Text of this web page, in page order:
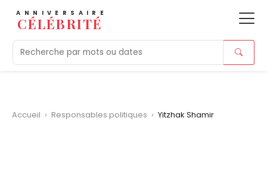
ANNIVERSAIRE
CÉLÉBRITÉ
Aujourd'hui Tendances Morts
Accueil › Responsables politiques › Yitzhak Shamir